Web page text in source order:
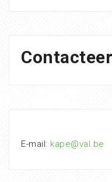
E-mail: kape@val.be